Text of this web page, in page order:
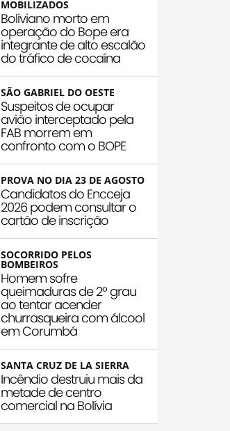
MOBILIZADOS
Boliviano morto em
operação do Bope era
integrante de alto escalão
do tráfico de cocaína
SÃO GABRIEL DO OESTE
Suspeitos de ocupar
avião interceptado pela
FAB morrem em
confronto com o BOPE
PROVA NO DIA 23 DE AGOSTO
Candidatos do Encceja
2026 podem consultar o
cartão de inscrição
SOCORRIDO PELOS
BOMBEIROS
Homem sofre
queimaduras de 2º grau
ao tentar acender
churrasqueira com álcool
em Corumbá
SANTA CRUZ DE LA SIERRA
Incêndio destruiu mais da
metade de centro
comercial na Bolívia